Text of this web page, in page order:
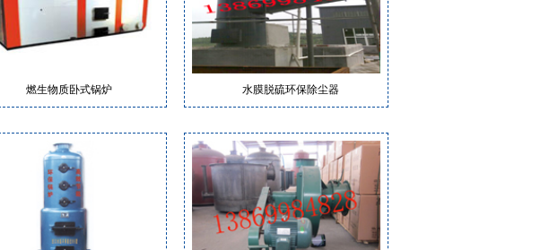
燃生物质卧式锅炉 水膜脱硫环保除尘器